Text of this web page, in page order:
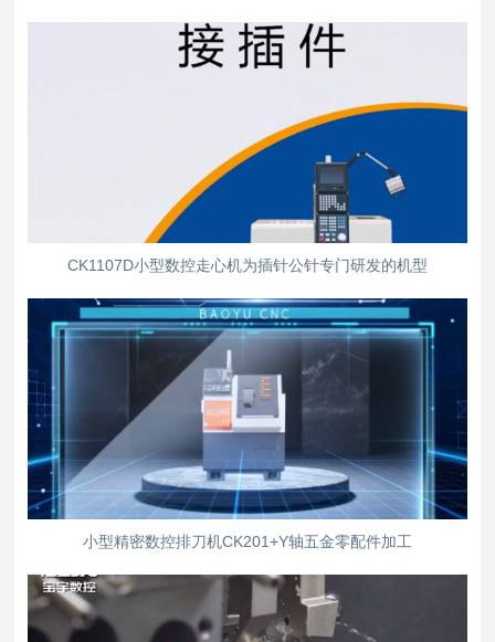
CK1107D小型数控走心机为插针公针专门研发的机型
小型精密数控排刀机CK201+Y轴五金零配件加工